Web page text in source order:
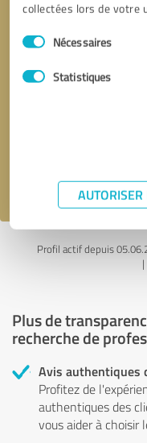
collectées lors de votre
Sélection
du
Nécessaires
Statistiques
J'accepte la politique de
Profil actif depuis
|
Plus de
recherche de
Avis authentiques
Profitez de
authentiques des
vous aider à choisir